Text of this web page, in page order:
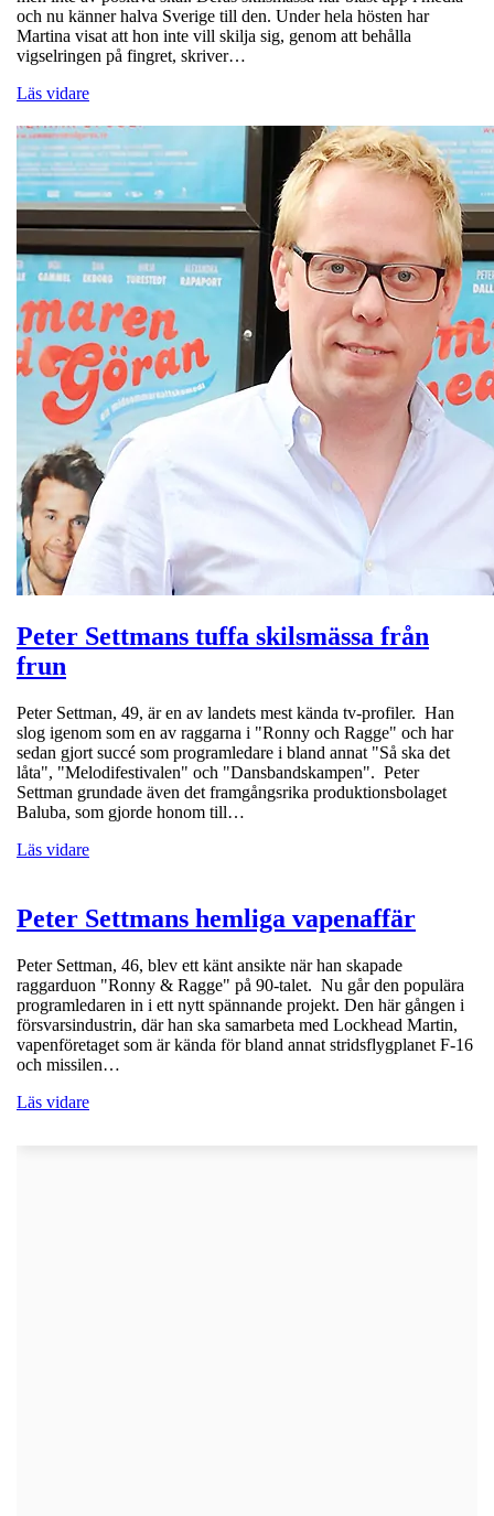
och nu känner halva Sverige till den. Under hela hösten har
Martina visat att hon inte vill skilja sig, genom att behålla
vigselringen på fingret, skriver…
Läs vidare
Peter Settmans tuffa skilsmässa från
frun
Peter Settman, 49, är en av landets mest kända tv-profiler. Han
slog igenom som en av raggarna i "Ronny och Ragge" och har
sedan gjort succé som programledare i bland annat "Så ska det
låta", "Melodifestivalen" och "Dansbandskampen". Peter
Settman grundade även det framgångsrika produktionsbolaget
Baluba, som gjorde honom till…
Läs vidare
Peter Settmans hemliga vapenaffär
Peter Settman, 46, blev ett känt ansikte när han skapade
raggarduon "Ronny & Ragge" på 90-talet. Nu går den populära
programledaren in i ett nytt spännande projekt. Den här gången i
försvarsindustrin, där han ska samarbeta med Lockhead Martin,
vapenföretaget som är kända för bland annat stridsflygplanet F-16
och missilen…
Läs vidare